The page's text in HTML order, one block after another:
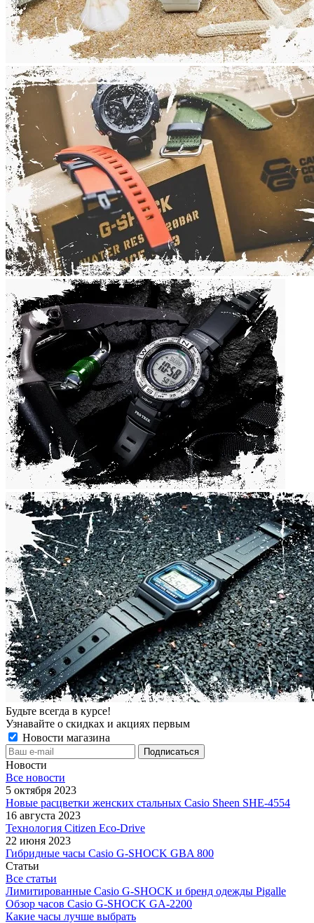
Будьте всегда в курсе!
Узнавайте о скидках и акциях первым
Новости магазина
Новости
Все новости
5 октября 2023
Новые расцветки женских стальных Casio Sheen SHE-4554
16 августа 2023
Технология Citizen Eco-Drive
22 июня 2023
Гибридные часы Casio G-SHOCK GBA 800
Статьи
Все статьи
Лимитированные Casio G-SHOCK и бренд одежды Pigalle
Обзор часов Casio G-SHOCK GA-2200
Какие часы лучше выбрать